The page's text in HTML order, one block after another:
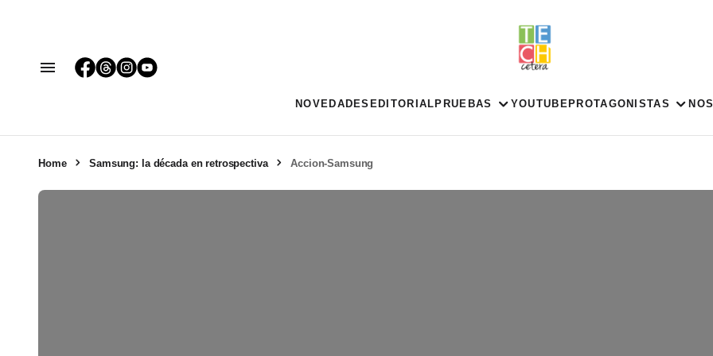
NOVEDADES EDITORIAL PRUEBAS YOUTUBE PROTAGONISTAS
Home Samsung: la década en retrospectiva Accion-Samsung